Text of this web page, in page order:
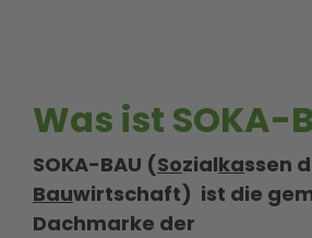
Was ist SOKA-
SOKA-BAU (Sozialkassen
Bauwirtschaft) ist die
Dachmarke der